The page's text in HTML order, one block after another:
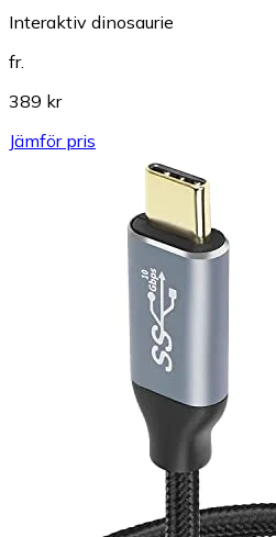
Interaktiv dinosaurie
fr.
389 kr
Jämför pris